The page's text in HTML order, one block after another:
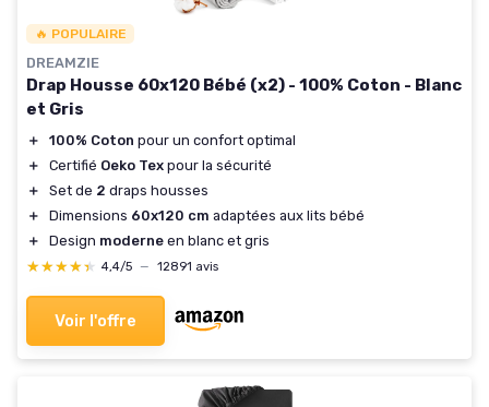
🔥 POPULAIRE
DREAMZIE
Drap Housse 60x120 Bébé (x2) - 100% Coton - Blanc
et Gris
＋ 100% Coton pour un confort optimal
＋
Certifié Oeko Tex pour la sécurité
＋
Set de 2 draps housses
＋
Dimensions 60x120 cm adaptées aux lits bébé
＋
Design moderne en blanc et gris
★★★★★
★★★★★ 4,4/5 — 12891 avis
Voir l'offre